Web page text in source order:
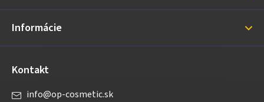
i
Informácie
Kontakt
info@op-cosmetic.sk